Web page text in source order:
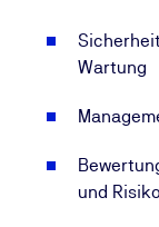
Wartung
und